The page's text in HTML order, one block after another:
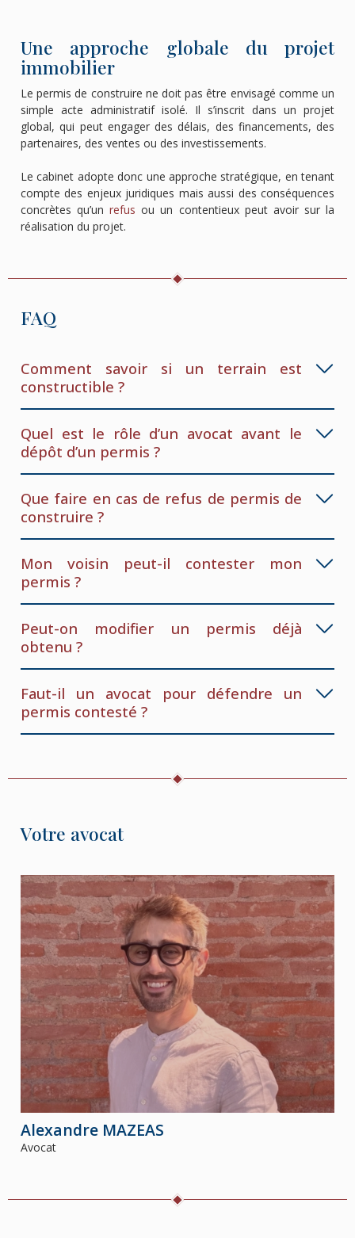
Une approche globale du projet
immobilier
Le permis de construire ne doit pas être envisagé comme un
simple acte administratif isolé. Il s’inscrit dans un projet
global, qui peut engager des délais, des financements, des
partenaires, des ventes ou des investissements.
Le cabinet adopte donc une approche stratégique, en tenant
compte des enjeux juridiques mais aussi des conséquences
concrètes qu’unrefusou un contentieux peut avoir sur la
réalisation du projet.
FAQ
Comment savoir si un terrain est
constructible ?
Quel est le rôle d’un avocat avant le
dépôt d’un permis ?
Que faire en cas de refus de permis de
construire ?
Mon voisin peut-il contester mon
permis ?
Peut-on modifier un permis déjà
obtenu ?
Faut-il un avocat pour défendre un
permis contesté ?
Votre avocat
Alexandre MAZEAS
Avocat